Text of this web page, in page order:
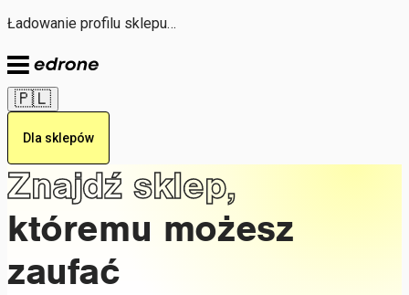
Ładowanie profilu sklepu…
🇵🇱
Dla sklepów
Znajdź sklep,
któremu możesz
zaufać